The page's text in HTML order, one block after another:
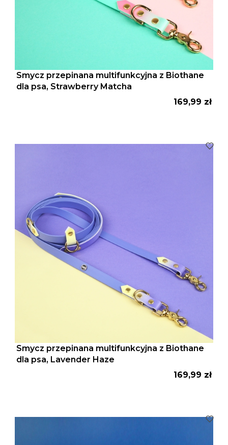
Smycz przepinana multifunkcyjna z Biothane
dla psa, Strawberry Matcha
Cena
169,99 zł
Smycz przepinana multifunkcyjna z Biothane
dla psa, Lavender Haze
Cena
169,99 zł